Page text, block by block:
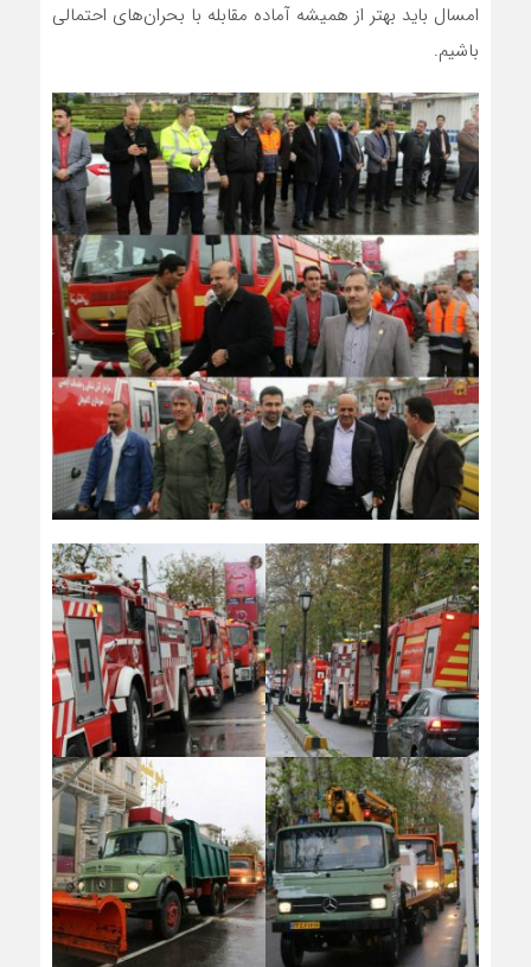
امسال باید بهتر از همیشه آماده مقابله با بحران‌های احتمالی
باشیم.